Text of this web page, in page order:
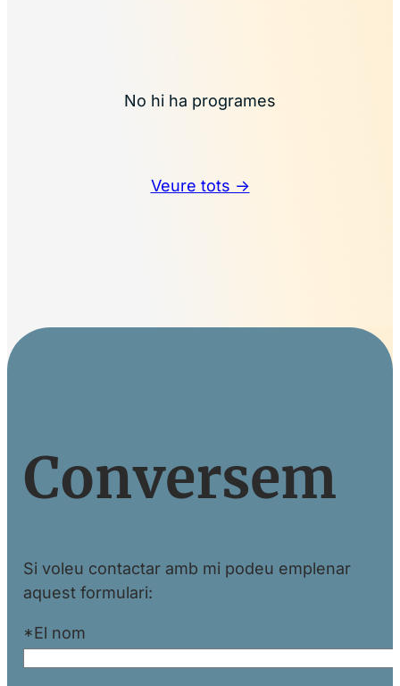
No hi ha programes
Veure tots →
Conversem
Si voleu contactar amb mi podeu emplenar
aquest formulari:
*El nom